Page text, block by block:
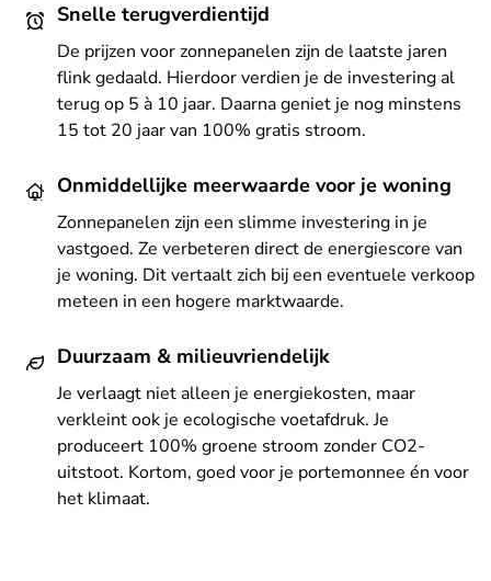
Snelle terugverdientijd
De prijzen voor zonnepanelen zijn de laatste jaren
flink gedaald. Hierdoor verdien je de investering al
terug op 5 à 10 jaar. Daarna geniet je nog minstens
15 tot 20 jaar van 100% gratis stroom.
Onmiddellijke meerwaarde voor je woning
Zonnepanelen zijn een slimme investering in je
vastgoed. Ze verbeteren direct de energiescore van
je woning. Dit vertaalt zich bij een eventuele verkoop
meteen in een hogere marktwaarde.
Duurzaam & milieuvriendelijk
Je verlaagt niet alleen je energiekosten, maar
verkleint ook je ecologische voetafdruk. Je
produceert 100% groene stroom zonder CO2-
uitstoot. Kortom, goed voor je portemonnee én voor
het klimaat.